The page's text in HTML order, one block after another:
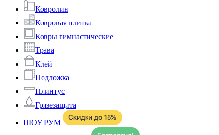
Ковролин
Ковровая плитка
Ковры гимнастические
Трава
Клей
Подложка
Плинтус
Грязезащита
ШОУ РУМ